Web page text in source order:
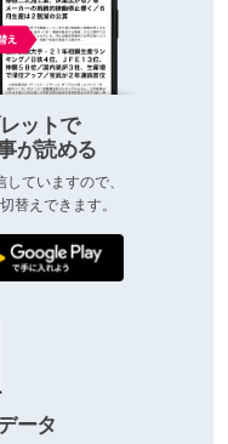
ットで
が読める
ていますので、
替えできます。
ータ